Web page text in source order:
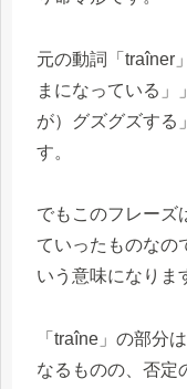
元の動詞「traîner
まになっている」
が）グズグズする
す。
でもこのフレーズ
ていったものなの
いう意味になりま
「traîne」の部分
なるものの、否定